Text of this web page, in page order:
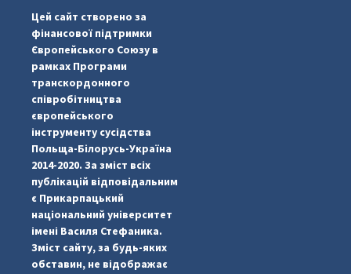
pimrec_project
Цей сайт створено за
фінансової підтримки
Європейського Союзу в
рамках Програми
транскордонного
співробітництва
європейського
інструменту сусідства
Польща-Білорусь-Україна
2014-2020. За зміст всіх
публікацій відповідальним
є Прикарпацький
національний університет
імені Василя Стефаника.
Зміст сайту, за будь-яких
обставин, не відображає